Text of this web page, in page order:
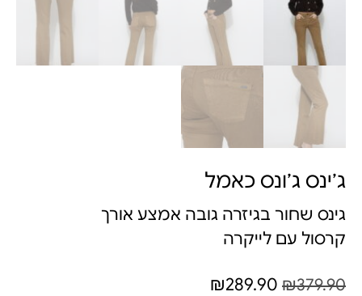
ג׳ינס ג׳ונס כאמל
גינס שחור בגיזרה גובה אמצע אורך
קרסול עם לייקרה
₪379.90
₪289.90